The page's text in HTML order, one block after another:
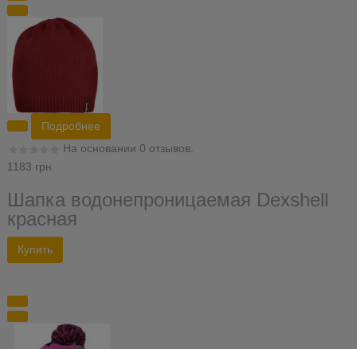
Подробнее
На основании 0 отзывов.
1183 грн
Шапка водонепроницаемая Dexshell
красная